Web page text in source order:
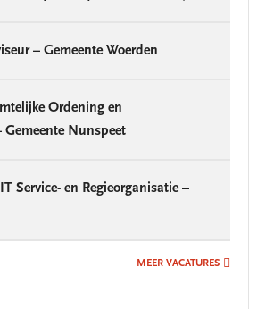
– Gemeente Woerden
Ordening en
Gemeente Nunspeet
Service- en Regieorganisatie –
MEER VACATURES